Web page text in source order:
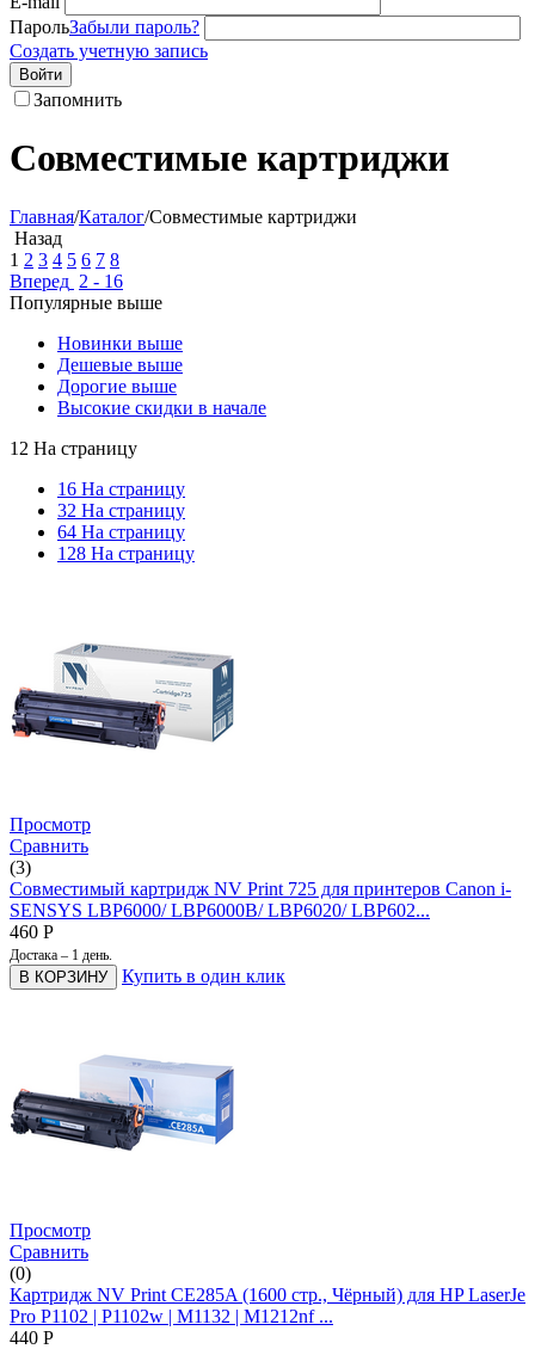
ПарольЗабыли пароль?
Создать учетную запись
Войти
Запомнить
Совместимые картриджи
Главная/Каталог/Совместимые картриджи
Назад
1 2 3 4 5 6 7 8
Вперед 2 - 16
Популярные выше
Новинки выше
Дешевые выше
Дорогие выше
Высокие скидки в начале
12 На страницу
16 На страницу
32 На страницу
64 На страницу
128 На страницу
Просмотр
Сравнить
(3)
Совместимый картридж NV Print 725 для принтеров Canon i-
SENSYS LBP6000/ LBP6000B/ LBP6020/ LBP602...
460 Р
Достака – 1 день.
В КОРЗИНУ Купить в один клик
Просмотр
Сравнить
(0)
Картридж NV Print CE285A (1600 стр., Чёрный) для HP LaserJe
Pro P1102 | P1102w | M1132 | M1212nf ...
440 Р